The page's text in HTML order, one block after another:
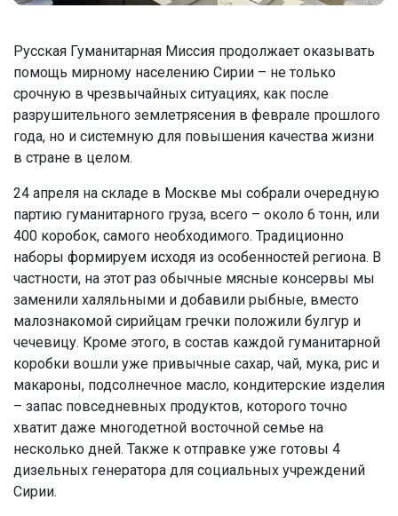
Русская Гуманитарная Миссия продолжает оказывать
помощь мирному населению Сирии – не только
срочную в чрезвычайных ситуациях, как после
разрушительного землетрясения в феврале прошлого
года, но и системную для повышения качества жизни
в стране в целом.
24 апреля на складе в Москве мы собрали очередную
партию гуманитарного груза, всего – около 6 тонн, или
400 коробок, самого необходимого. Традиционно
наборы формируем исходя из особенностей региона. В
частности, на этот раз обычные мясные консервы мы
заменили халяльными и добавили рыбные, вместо
малознакомой сирийцам гречки положили булгур и
чечевицу. Кроме этого, в состав каждой гуманитарной
коробки вошли уже привычные сахар, чай, мука, рис и
макароны, подсолнечное масло, кондитерские изделия
– запас повседневных продуктов, которого точно
хватит даже многодетной восточной семье на
несколько дней. Также к отправке уже готовы 4
дизельных генератора для социальных учреждений
Сирии.